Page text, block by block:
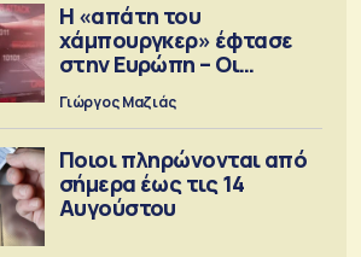
Η «απάτη του
χάμπουργκερ» έφτασε
στην Ευρώπη – Οι
προειδοποιήσεις
Γιώργος Μαζιάς
Ποιοι πληρώνονται από
σήμερα έως τις 14
Αυγούστου